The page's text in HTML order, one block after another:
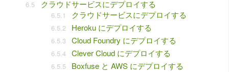
クラウドサービスにデプロイする
クラウドサービスにデプロイする
Heroku にデプロイする
Cloud Foundry にデプロイする
Clever Cloud にデプロイする
Boxfuse と AWS にデプロイする